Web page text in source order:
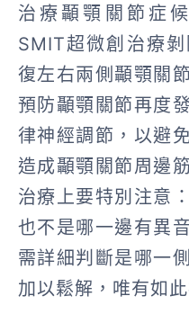
治療顳顎關節症
SMIT超微創治療
復左右兩側顳顎關
預防顳顎關節再度
律神經調節，以避
造成顳顎關節周邊
治療上要特別注意
也不是哪一邊有異
需詳細判斷是哪一
加以鬆解，唯有如